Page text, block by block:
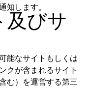
知します。
及びサ
能なサイトもしくは
クが含まれるサイト
む）を運営する第三